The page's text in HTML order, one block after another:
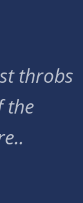
throbs
the